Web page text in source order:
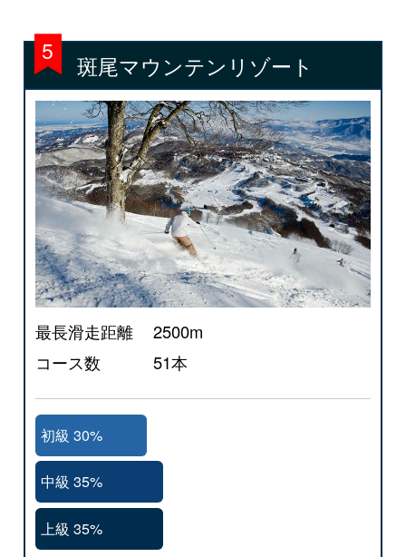
斑尾マウンテンリゾート
最長滑走距離
2500m
コース数
51本
初級 30%
中級 35%
上級 35%